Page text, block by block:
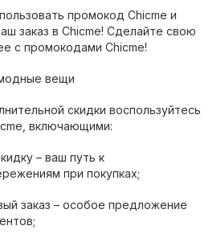
промокод Chicme и
заказ в Chicme! Сделайте свою
с промокодами Chicme!
вещи
скидки воспользуйтесь
включающими:
– ваш путь к
при покупках;
заказ – особое предложение